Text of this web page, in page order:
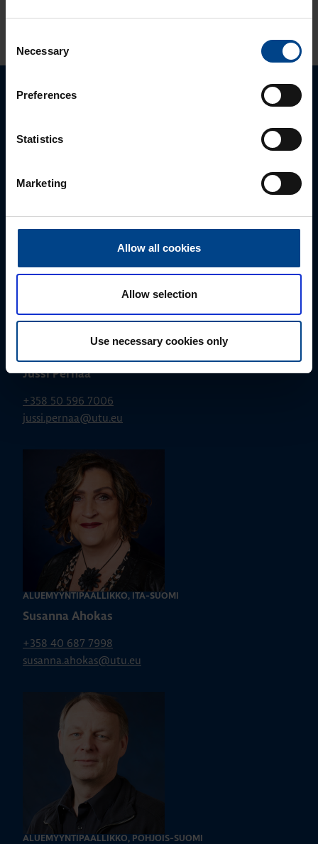
Selection
Necessary
Preferences
Statistics
Marketing
Allow all cookies
Allow selection
Use necessary cookies only
KATSO LISÄÄ ARTIKKELEITA
Autamme mielellämme, jotta löydämme sinulle
Jussi Pernaa
+358 50 596 7006
jussi.pernaa@utu.eu
ALUEMYYNTIPÄÄLLIKKÖ, ITÄ-SUOMI
Susanna Ahokas
+358 40 687 7998
susanna.ahokas@utu.eu
ALUEMYYNTIPÄÄLLIKKÖ, POHJOIS-SUOMI